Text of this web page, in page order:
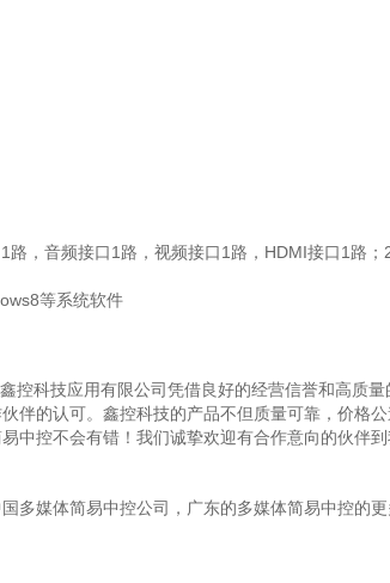
，音频接口1路，视频接口1路，HDMI接口1路；
等系统软件
控科技应用有限公司凭借良好的经营信誉和高质量
伴的认可。鑫控科技的产品不但质量可靠，价格
中控不会有错！我们诚挚欢迎有合作意向的伙伴到
多媒体简易中控公司，广东的多媒体简易中控的